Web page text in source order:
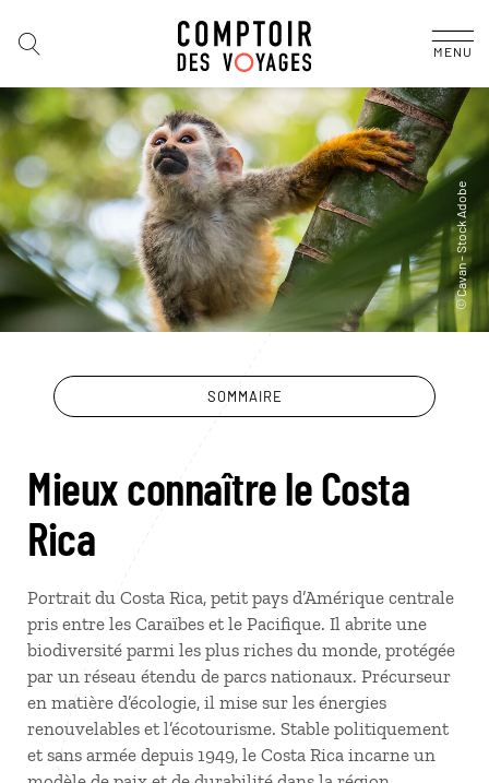
MENU
SOMMAIRE
Mieux connaître le Costa
Rica
Portrait du Costa Rica, petit pays d’Amérique centrale
pris entre les Caraïbes et le Pacifique. Il abrite une
biodiversité parmi les plus riches du monde, protégée
par un réseau étendu de parcs nationaux. Précurseur
en matière d’écologie, il mise sur les énergies
renouvelables et l’écotourisme. Stable politiquement
et sans armée depuis 1949, le Costa Rica incarne un